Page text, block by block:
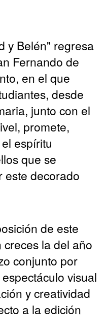
y Belén" regresa
Fernando de
en el que
desde
junto con el
promete,
espíritu
que se
este decorado
de este
la del año
conjunto por
visual
y creatividad
a la edición